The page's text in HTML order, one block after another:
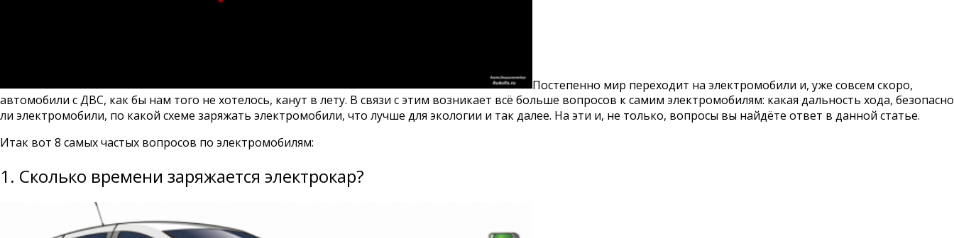
Постепенно мир переходит на электромобили и, уже совсем скоро,
автомобили с ДВС, как бы нам того не хотелось, канут в лету. В связи с этим возникает всё больше вопросов к самим электромобилям: какая дальность хода, безопасно
ли электромобили, по какой схеме заряжать электромобили, что лучше для экологии и так далее. На эти и, не только, вопросы вы найдёте ответ в данной статье.
Итак вот 8 самых частых вопросов по электромобилям:
1. Сколько времени заряжается электрокар?